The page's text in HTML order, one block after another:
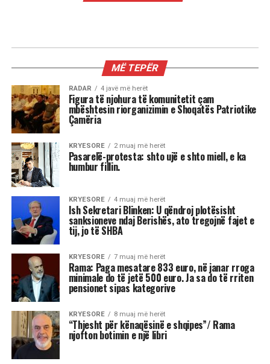
Nepali, laboratori i politikës së re
Klajdi Logu*
Revolta e ditëve të fundit në Nepal nuk është
thjesht episod i një qeverie të rrëzuar. Është
simptomë e një ndryshimi më të thellë: hyrja e
brezit digjital në lojën politike jo si aktor pasiv,
por si arbitër që imponon zgjedhje. Më
dramatikja nuk është dorëheqja e një
kryeministri, por fakti se procesi i përzgjedhjes
së lidershipit kaloi përmes një platforme si
Discord – një arenë e shpërndarë, horizontale